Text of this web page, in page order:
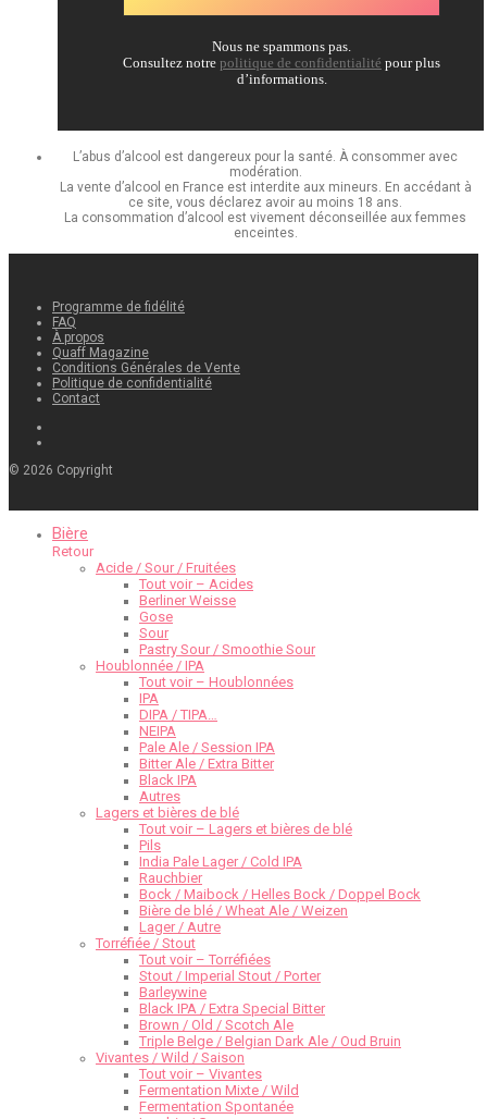
Nous ne spammons pas.
Consultez notre politique de confidentialité pour plus
d’informations.
L’abus d’alcool est dangereux pour la santé. À consommer avec
modération.
La vente d’alcool en France est interdite aux mineurs. En accédant à
ce site, vous déclarez avoir au moins 18 ans.
La consommation d’alcool est vivement déconseillée aux femmes
enceintes.
Programme de fidélité
FAQ
À propos
Quaff Magazine
Conditions Générales de Vente
Politique de confidentialité
Contact
© 2026 Copyright
Bière
Retour
Acide / Sour / Fruitées
Tout voir – Acides
Berliner Weisse
Gose
Sour
Pastry Sour / Smoothie Sour
Houblonnée / IPA
Tout voir – Houblonnées
IPA
DIPA / TIPA…
NEIPA
Pale Ale / Session IPA
Bitter Ale / Extra Bitter
Black IPA
Autres
Lagers et bières de blé
Tout voir – Lagers et bières de blé
Pils
India Pale Lager / Cold IPA
Rauchbier
Bock / Maibock / Helles Bock / Doppel Bock
Bière de blé / Wheat Ale / Weizen
Lager / Autre
Torréfiée / Stout
Tout voir – Torréfiées
Stout / Imperial Stout / Porter
Barleywine
Black IPA / Extra Special Bitter
Brown / Old / Scotch Ale
Triple Belge / Belgian Dark Ale / Oud Bruin
Vivantes / Wild / Saison
Tout voir – Vivantes
Fermentation Mixte / Wild
Fermentation Spontanée